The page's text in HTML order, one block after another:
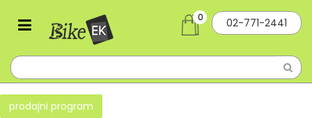
02-771-2441
0
prodajni program